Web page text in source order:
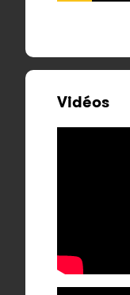
Vidéos